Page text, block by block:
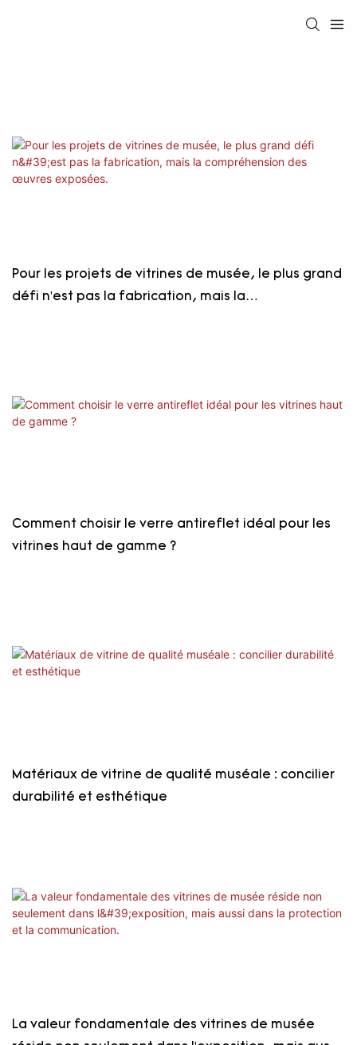
Pour les projets de vitrines de musée, le plus grand
défi n'est pas la fabrication, mais la
Comment choisir le verre antireflet idéal pour les
vitrines haut de gamme ?
Matériaux de vitrine de qualité muséale : concilier
durabilité et esthétique
La valeur fondamentale des vitrines de musée